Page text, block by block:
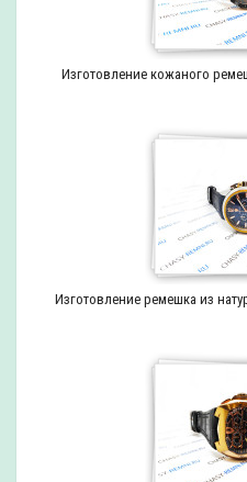
Изготовление кожаного
Изготовление ремешка из